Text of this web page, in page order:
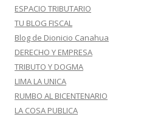
ESPACIO TRIBUTARIO
TU BLOG FISCAL
Blog de Dionicio Canahua
DERECHO Y EMPRESA
TRIBUTO Y DOGMA
LIMA LA UNICA
RUMBO AL BICENTENARIO
LA COSA PUBLICA